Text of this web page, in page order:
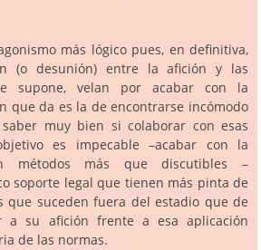
más lógico pues, en definitiva,
(o desunión) entre la afición y las
supone, velan por acabar con la
que da es la de encontrarse incómodo
muy bien si colaborar con esas
es impecable –acabar con la
métodos más que discutibles –
soporte legal que tienen más pinta de
que suceden fuera del estadio que de
a su afición frente a esa aplicación
de las normas.